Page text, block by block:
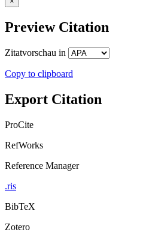
Preview Citation
Zitatvorschau in
Copy to clipboard
Export Citation
ProCite
RefWorks
Reference Manager
.ris
BibTeX
Zotero